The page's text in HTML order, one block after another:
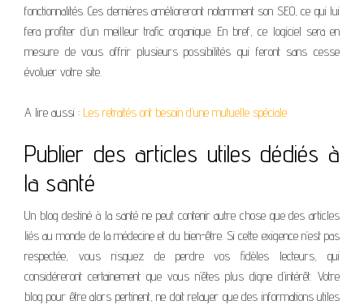
fonctionnalités. Ces dernières amélioreront notamment son SEO, ce qui lui
fera profiter d’un meilleur trafic organique. En bref, ce logiciel sera en
mesure de vous offrir plusieurs possibilités qui feront sans cesse
évoluer votre site.
A lire aussi : Les retraités ont besoin d’une mutuelle spéciale
Publier des articles utiles dédiés à
la santé
Un blog destiné à la santé ne peut contenir autre chose que des articles
liés au monde de la médecine et du bien-être. Si cette exigence n’est pas
respectée, vous risquez de perdre vos fidèles lecteurs, qui
considéreront certainement que vous n’êtes plus digne d’intérêt. Votre
blog pour être alors pertinent, ne doit relayer que des informations utiles